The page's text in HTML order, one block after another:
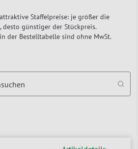
Staffelpreise: je größer die
desto günstiger der Stückpreis.
der Bestelltabelle sind ohne MwSt.